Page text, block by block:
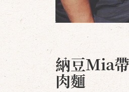
納豆Mia
肉麵